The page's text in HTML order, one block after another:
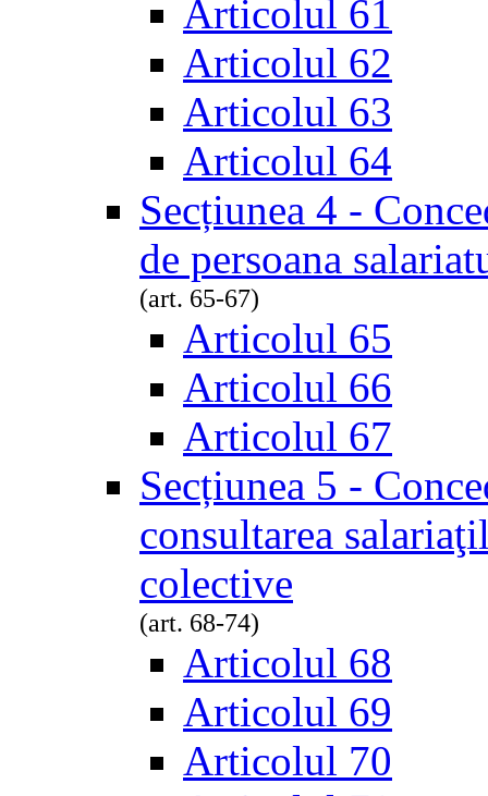
Articolul 61
Articolul 62
Articolul 63
Articolul 64
Secțiunea 4 -
de persoana
(art. 65-67)
Articolul 65
Articolul 66
Articolul 67
Secțiunea 5 -
consultarea
colective
(art. 68-74)
Articolul 68
Articolul 69
Articolul 70